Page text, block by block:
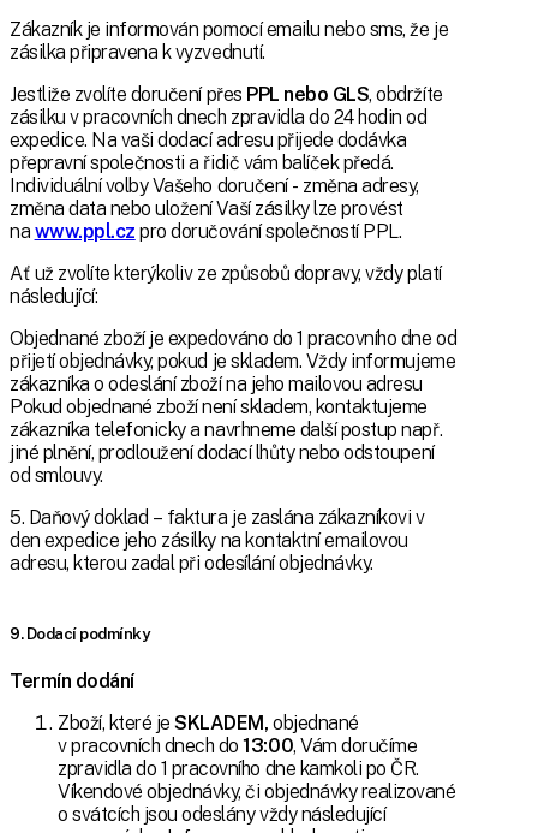
Zákazník je informován pomocí emailu nebo sms, že je
zásilka připravena k vyzvednutí.
Jestliže zvolíte doručení přes PPL nebo GLS, obdržíte
zásilku v pracovních dnech zpravidla do 24 hodin od
expedice. Na vaši dodací adresu přijede dodávka
přepravní společnosti a řidič vám balíček předá.
Individuální volby Vašeho doručení - změna adresy,
změna data nebo uložení Vaší zásilky lze provést
na www.ppl.cz pro doručování společností PPL.
Ať už zvolíte kterýkoliv ze způsobů dopravy, vždy platí
následující:
Objednané zboží je expedováno do 1 pracovního dne od
přijetí objednávky, pokud je skladem. Vždy informujeme
zákazníka o odeslání zboží na jeho mailovou adresu
Pokud objednané zboží není skladem, kontaktujeme
zákazníka telefonicky a navrhneme další postup např.
jiné plnění, prodloužení dodací lhůty nebo odstoupení
od smlouvy.
5. Daňový doklad – faktura je zaslána zákazníkovi v
den expedice jeho zásilky na kontaktní emailovou
adresu, kterou zadal při odesílání objednávky.
9. Dodací podmínky
Termín dodání
Zboží, které jeSKLADEM,objednané
v pracovních dnech do13:00, Vám doručíme
zpravidla do 1 pracovního dne kamkoli po ČR.
Víkendové objednávky, či objednávky realizované
o svátcích jsou odeslány vždy následující